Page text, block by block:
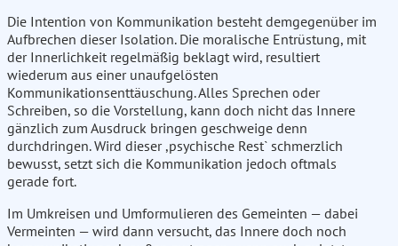
Die Intention von Kommunikation besteht demgegenüber im
Aufbrechen dieser Isolation. Die moralische Entrüstung, mit
der Innerlichkeit regelmäßig beklagt wird, resultiert
wiederum aus einer unaufgelösten
Kommunikationsenttäuschung. Alles Sprechen oder
Schreiben, so die Vorstellung, kann doch nicht das Innere
gänzlich zum Ausdruck bringen geschweige denn
durchdringen. Wird dieser ,psychische Rest` schmerzlich
bewusst, setzt sich die Kommunikation jedoch oftmals
gerade fort.
Im Umkreisen und Umformulieren des Gemeinten — dabei
Vermeinten — wird dann versucht, das Innere doch noch